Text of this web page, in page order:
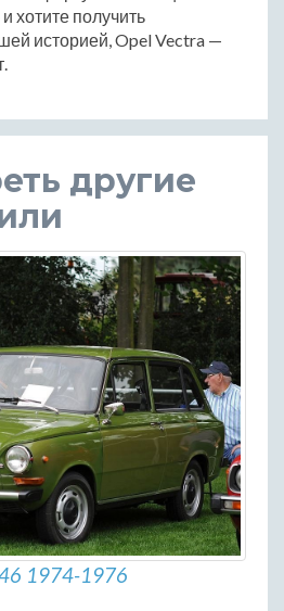
хотите получить
историей, Opel Vectra —
другие
1974-1976